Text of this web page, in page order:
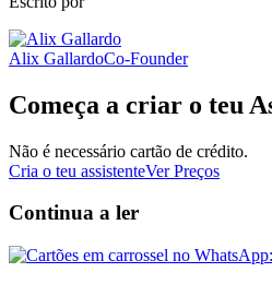
Alix GallardoCo-Founder
Começa a criar o teu
Não é necessário cartão de crédito.
Cria o teu assistenteVer Preços
Continua a ler